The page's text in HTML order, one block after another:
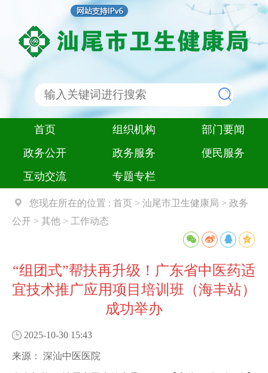
首页 组织机构
部门要闻
政务公开
政务服务
便民服务
互动交流
专题专栏
您现在所在的位置 : 首页 > 汕尾市卫生健康局 > 政务
公开 > 其他 > 工作动态
“组团式”帮扶再升级！广东省中医药适
宜技术推广应用项目培训班（海丰站）
成功举办
2025-10-30 15:43
来源： 深汕中医医院